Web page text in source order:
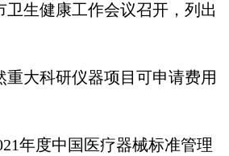
卫⽣健康⼯作会议召开，列出
重⼤科研仪器项⽬可申请费⽤
年度中国医疗器械标准管理